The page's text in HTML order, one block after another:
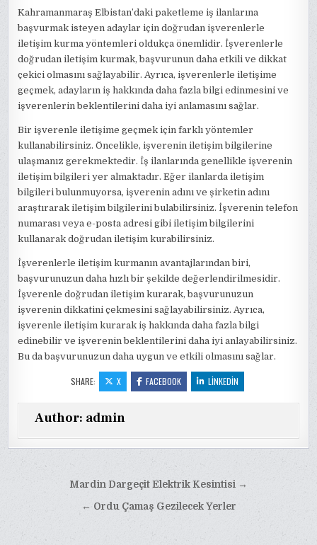
Kahramanmaraş Elbistan’daki paketleme iş ilanlarına
başvurmak isteyen adaylar için doğrudan işverenlerle
iletişim kurma yöntemleri oldukça önemlidir. İşverenlerle
doğrudan iletişim kurmak, başvurunun daha etkili ve dikkat
çekici olmasını sağlayabilir. Ayrıca, işverenlerle iletişime
geçmek, adayların iş hakkında daha fazla bilgi edinmesini ve
işverenlerin beklentilerini daha iyi anlamasını sağlar.
Bir işverenle iletişime geçmek için farklı yöntemler
kullanabilirsiniz. Öncelikle, işverenin iletişim bilgilerine
ulaşmanız gerekmektedir. İş ilanlarında genellikle işverenin
iletişim bilgileri yer almaktadır. Eğer ilanlarda iletişim
bilgileri bulunmuyorsa, işverenin adını ve şirketin adını
araştırarak iletişim bilgilerini bulabilirsiniz. İşverenin telefon
numarası veya e-posta adresi gibi iletişim bilgilerini
kullanarak doğrudan iletişim kurabilirsiniz.
İşverenlerle iletişim kurmanın avantajlarından biri,
başvurunuzun daha hızlı bir şekilde değerlendirilmesidir.
İşverenle doğrudan iletişim kurarak, başvurunuzun
işverenin dikkatini çekmesini sağlayabilirsiniz. Ayrıca,
işverenle iletişim kurarak iş hakkında daha fazla bilgi
edinebilir ve işverenin beklentilerini daha iyi anlayabilirsiniz.
Bu da başvurunuzun daha uygun ve etkili olmasını sağlar.
SHARE: X FACEBOOK LINKEDIN
Author: admin
gezinmesi
Mardin Dargeçit Elektrik Kesintisi →
← Ordu Çamaş Gezilecek Yerler